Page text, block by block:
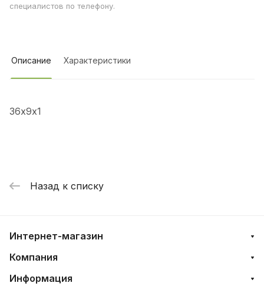
специалистов по телефону.
Описание Характеристики
36х9х1
Назад к списку
Интернет-магазин
Компания
Информация